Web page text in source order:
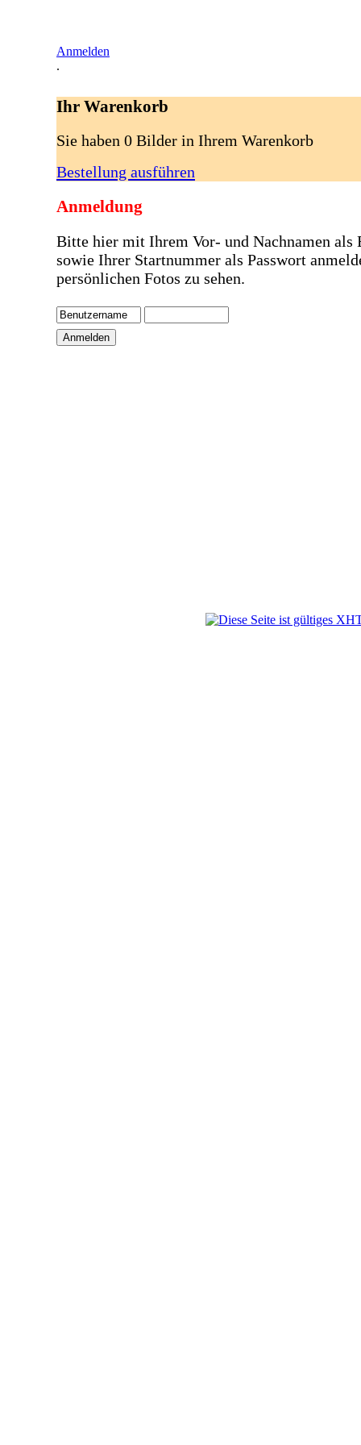
Anmelden
.
Ihr Warenkorb
Sie haben 0 Bilder in Ihrem Warenkorb
Bestellung ausführen
Anmeldung
Bitte hier mit Ihrem Vor- und Nachnamen als
sowie Ihrer Startnummer als Passwort
persönlichen Fotos zu sehen.